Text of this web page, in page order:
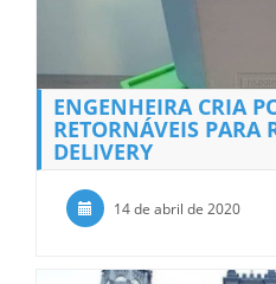
ENGENHEIRA CRIA
RETORNÁVEIS PARA
DELIVERY
14 de abril de 2020